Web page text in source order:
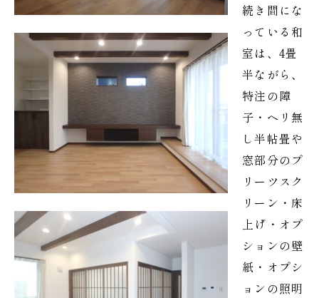
続き間にな
っている和
室は、4畳
半ながら、
特注の障
子・ヘリ無
し半帖畳や
窓部分のプ
リーツスク
リーン・床
上げ・オプ
ションの壁
紙・オプシ
ョンの照明